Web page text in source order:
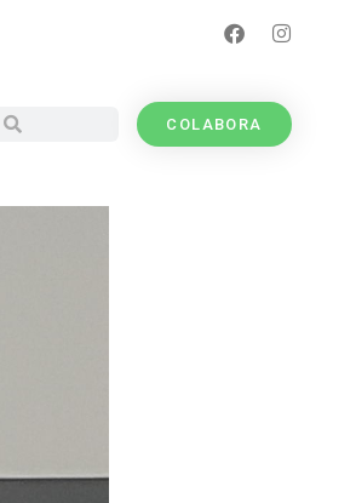
COLABORA